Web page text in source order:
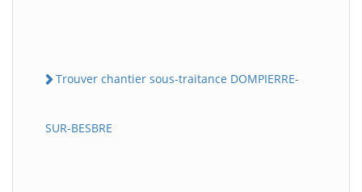
Trouver chantier sous-traitance DOMPIERRE-
SUR-BESBRE